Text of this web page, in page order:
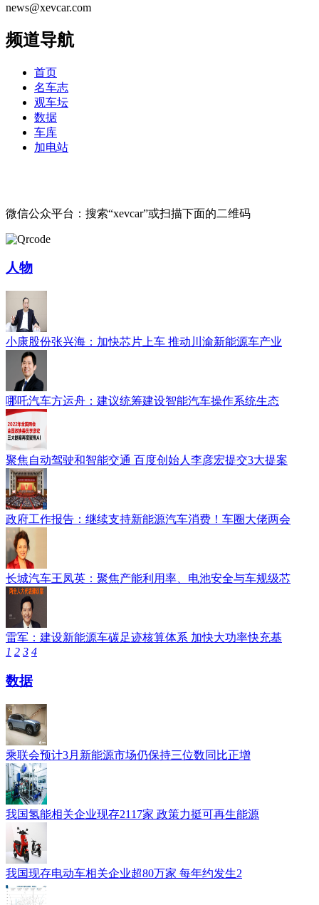
news@xevcar.com
频道导航
首页
名车志
观车坛
数据
车库
加电站
微信公众平台：搜索“xevcar”或扫描下面的二维码
人物
小康股份张兴海：加快芯片上车 推动川渝新能源车产业
哪吒汽车方运舟：建议统筹建设智能汽车操作系统生态
聚焦自动驾驶和智能交通 百度创始人李彦宏提交3大提案
政府工作报告：继续支持新能源汽车消费！车圈大佬两会
长城汽车王凤英：聚焦产能利用率、电池安全与车规级芯
雷军：建设新能源车碳足迹核算体系 加快大功率快充基
1 2 3 4
数据
乘联会预计3月新能源市场仍保持三位数同比正增
我国氢能相关企业现存2117家 政策力挺可再生能源
我国现存电动车相关企业超80万家 每年约发生2